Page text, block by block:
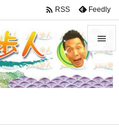


メニュ

 RSS Feedly